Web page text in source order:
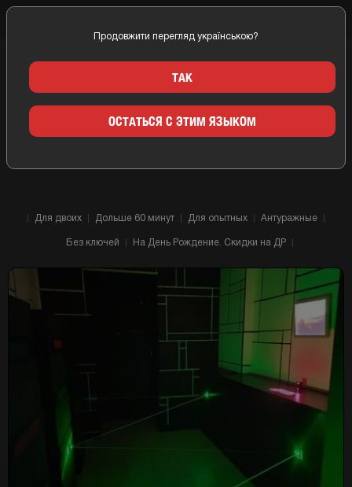
КВЕСТ КОМНАТЫ DARK SIDE
ОДЕССА
Для двоих Дольше 60 минут Для опытных Антуражные
Без ключей На День Рождение. Скидки на ДР
Продовжити перегляд українською?
ТАК
ОСТАТЬСЯ С ЭТИМ ЯЗЫКОМ